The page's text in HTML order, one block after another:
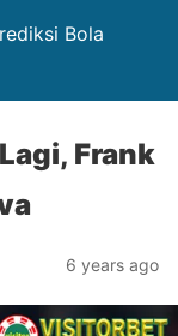
Bola
Frank
6 years ago